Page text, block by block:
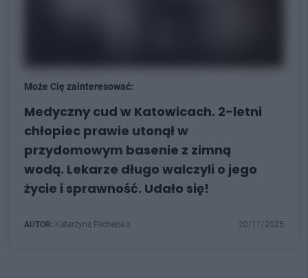
Może Cię zainteresować:
Medyczny cud w Katowicach. 2-letni
chłopiec prawie utonął w
przydomowym basenie z zimną
wodą. Lekarze długo walczyli o jego
życie i sprawność. Udało się!
AUTOR: Katarzyna Pachelska 20/11/2025